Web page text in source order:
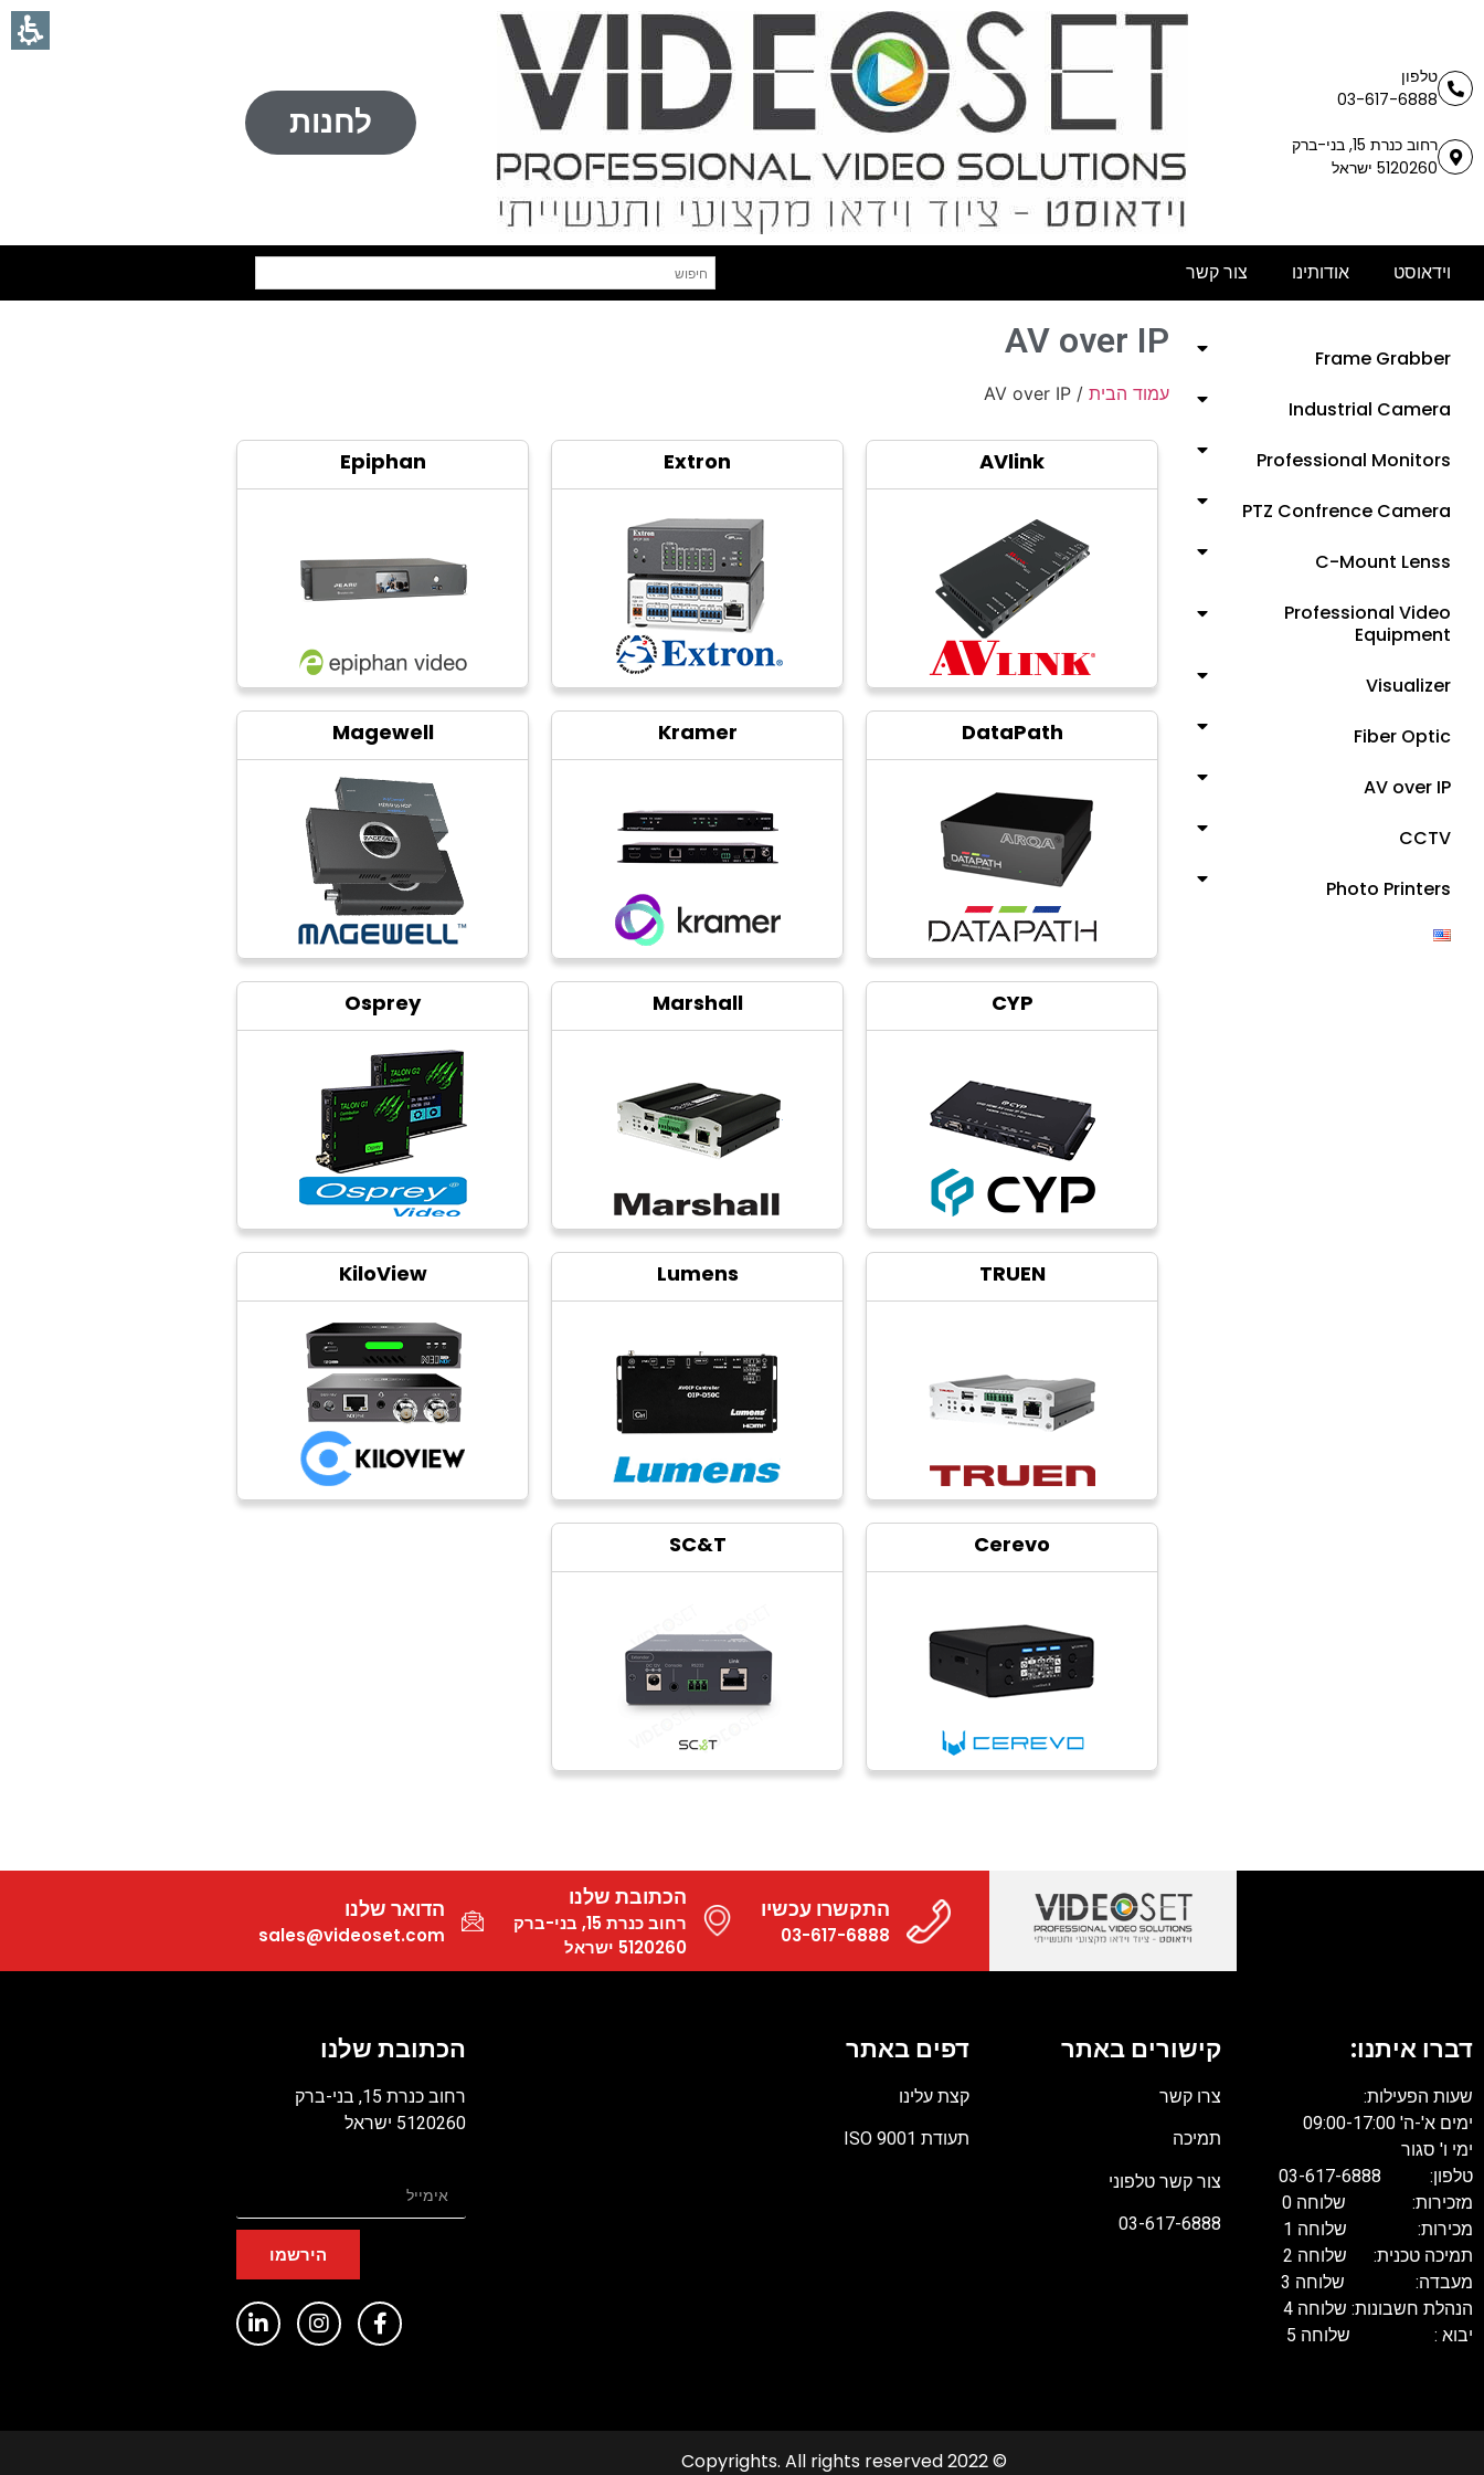
טלפון
03-617-6888
רחוב כנרת 15, בני-ברק
5120260 ישראל
לחנות
וידאוסט אודותינו צור קשר
Frame Grabber
Industrial Camera
Professional Monitors
PTZ Confrence Camera
C-Mount Lenss
Professional Video
Equipment
Visualizer
Fiber Optic
AV over IP
CCTV
Photo Printers
AV over IP
עמוד הבית / AV over IP
AVlink
Extron
Epiphan
DataPath
Kramer
Magewell
CYP
Marshall
Osprey
TRUEN
Lumens
KiloView
Cerevo
SC&T
התקשרו עכשיו
03-617-6888
הכתובת שלנו
רחוב כנרת 15, בני-ברק
5120260 ישראל
הדואר שלנו
sales@videoset.com
דברו איתנו:
שעות הפעילות:
ימים א'-ה' 09:00-17:00
ימי ו' סגור
טלפון: 03-617-6888
מזכירות: שלוחה 0
מכירות: שלוחה 1
תמיכה טכנית: שלוחה 2
מעבדה: שלוחה 3
הנהלת חשבונות: שלוחה 4
יבוא : שלוחה 5
קישורים באתר
צרו קשר
תמיכה
צור קשר טלפוני
03-617-6888
דפים באתר
קצת עלינו
תעודת ISO 9001
הכתובת שלנו
רחוב כנרת 15, בני-ברק
5120260 ישראל
הירשמו
© 2022 Copyrights. All rights reserved